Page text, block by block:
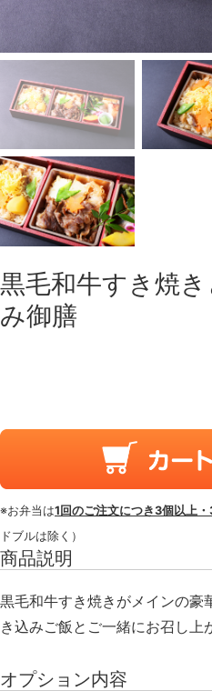
黒毛和牛すき焼
み御膳
※お弁当は1回のご注文につき3個以上
ドブルは除く）
商品説明
黒毛和牛すき焼きがメインの豪
き込みご飯とご一緒にお召し上
オプション内容